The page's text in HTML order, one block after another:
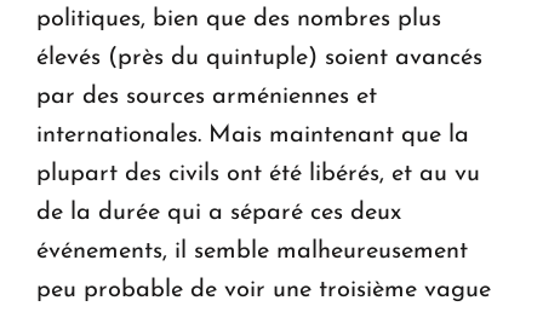
politiques, bien que des nombres plus
élevés (près du quintuple) soient avancés
par des sources arméniennes et
internationales. Mais maintenant que la
plupart des civils ont été libérés, et au vu
de la durée qui a séparé ces deux
événements, il semble malheureusement
peu probable de voir une troisième vague